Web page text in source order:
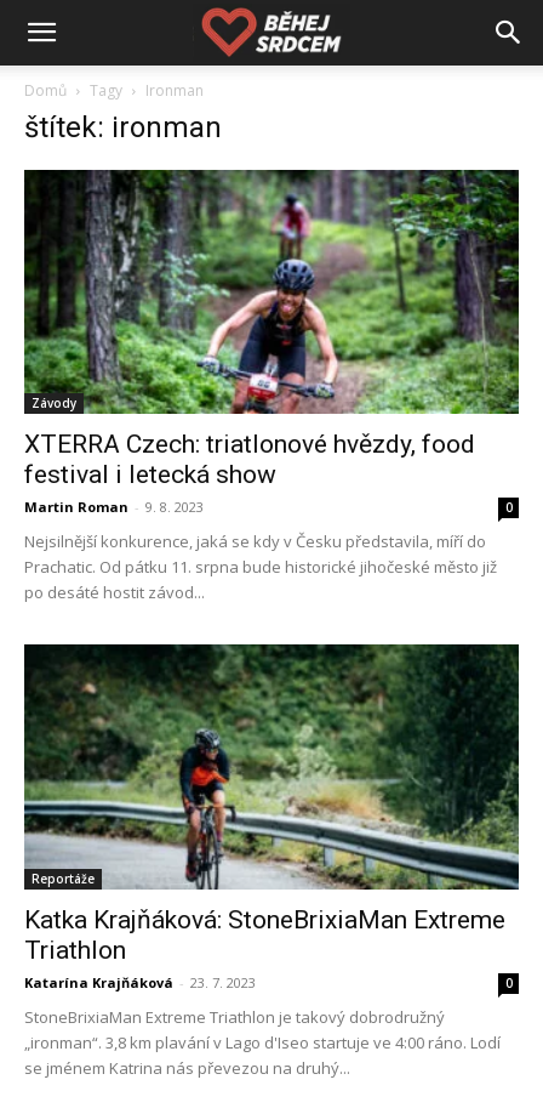
Domů Tagy Ironman
štítek: ironman
Závody
XTERRA Czech: triatlonové hvězdy, food
festival i letecká show
Martin Roman - 9. 8. 2023 0
Nejsilnější konkurence, jaká se kdy v Česku představila, míří do
Prachatic. Od pátku 11. srpna bude historické jihočeské město již
po desáté hostit závod...
Reportáže
Katka Krajňáková: StoneBrixiaMan Extreme
Triathlon
Katarína Krajňáková - 23. 7. 2023 0
StoneBrixiaMan Extreme Triathlon je takový dobrodružný
„ironman“. 3,8 km plavání v Lago d'Iseo startuje ve 4:00 ráno. Lodí
se jménem Katrina nás převezou na druhý...